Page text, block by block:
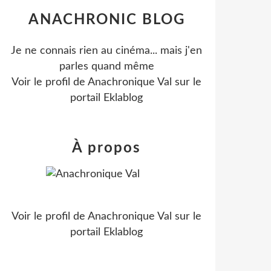
ANACHRONIC BLOG
Je ne connais rien au cinéma... mais j'en
parles quand même
Voir le profil de Anachronique Val sur le
portail Eklablog
À propos
Voir le profil de Anachronique Val sur le
portail Eklablog